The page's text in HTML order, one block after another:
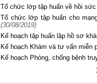
Tổ chức lớp tập huấn về hồi
Tổ chức lớp tập huấn cho
(30/08/2019)
Kế hoạch tập huấn lập hồ sơ
Kế hoạch Khám và tư vấn
Kế hoạch Phòng, chống bệnh